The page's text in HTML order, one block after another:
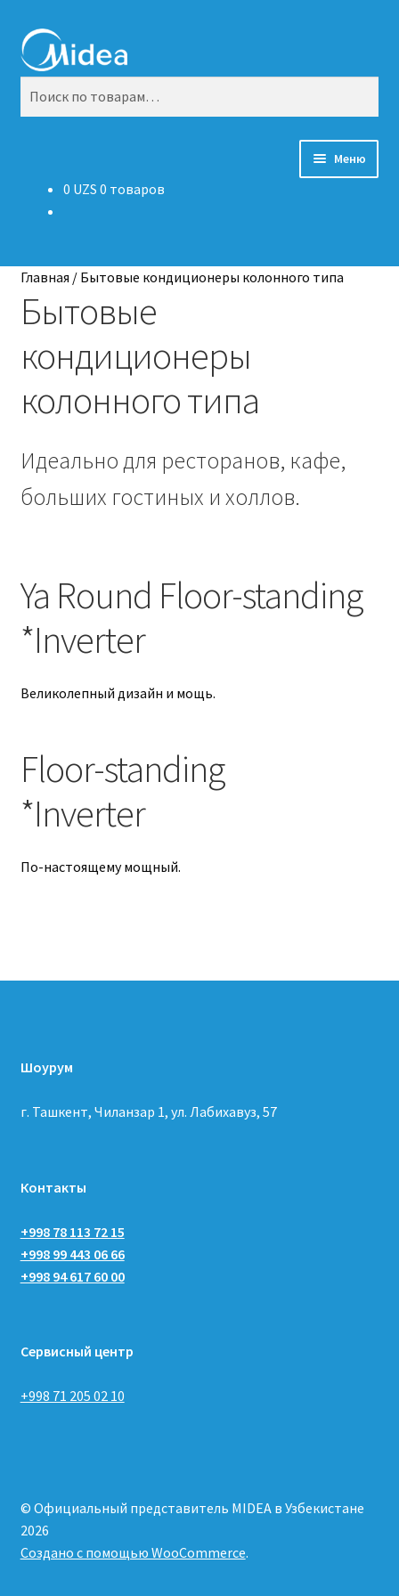
Перейти
к
навигации
Перейти
к
содержимому
Поиск
Меню
О компании
0 UZS 0 товаров
Главная / Бытовые кондиционеры колонного типа
Бытовые
кондиционеры
колонного типа
Идеально для ресторанов, кафе,
больших гостиных и холлов.
Ya Round Floor-standing
*Inverter
Великолепный дизайн и мощь.
Floor-standing
*Inverter
По-настоящему мощный.
Шоурум
г. Ташкент, Чиланзар 1, ул. Лабихавуз, 57
Контакты
+998 78 113 72 15
+998 99 443 06 66
+998 94 617 60 00
Сервисный центр
+998 71 205 02 10
© Официальный представитель MIDEA в Узбекистане
2026
Создано с помощью WooCommerce.